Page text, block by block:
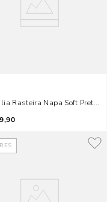
Rasteira Napa Soft Preto